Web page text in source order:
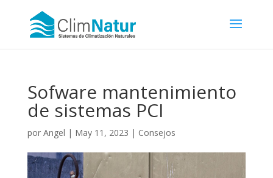
Sofware mantenimiento
de sistemas PCI
por Angel | May 11, 2023 | Consejos